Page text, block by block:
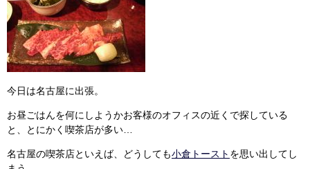
今日は名古屋に出張。
お昼ごはんを何にしようかお客様のオフィスの近くで探している
と、とにかく喫茶店が多い…
名古屋の喫茶店といえば、どうしても小倉トースト を思い出してし